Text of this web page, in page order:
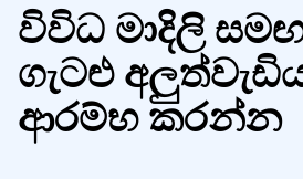
විවිධ මාදිලි
ගැටළු
ආරම්භ කරන්න